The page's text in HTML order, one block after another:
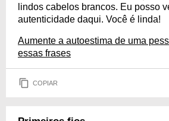
lindos cabelos brancos. Eu posso
autenticidade daqui. Você é linda!
Aumente a autoestima de uma
essas frases
COPIAR